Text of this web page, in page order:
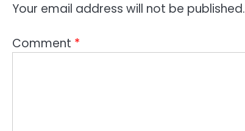
Your email address will not be published.
Comment *